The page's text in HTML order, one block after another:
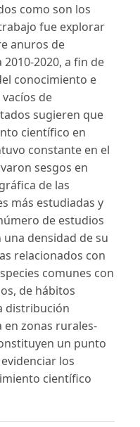
como son los
fue explorar
anuros de
2020, a fin de
conocimiento e
de
sugieren que
científico en
constante en el
sesgos en
de las
más estudiadas y
de estudios
densidad de su
relacionados con
comunes con
de hábitos
distribución
zonas rurales-
un punto
los
científico